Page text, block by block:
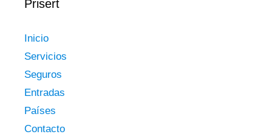
Prisert
Inicio
Servicios
Seguros
Entradas
Países
Contacto